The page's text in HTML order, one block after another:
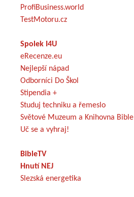
ProfiBusiness.world
TestMotoru.cz
Spolek I4U
eRecenze.eu
Nejlepší nápad
Odborníci Do Škol
Stipendia +
Studuj techniku a řemeslo
Světové Muzeum a Knihovna Bible
Uč se a vyhraj!
BibleTV
Hnutí NEJ
Slezská energetika